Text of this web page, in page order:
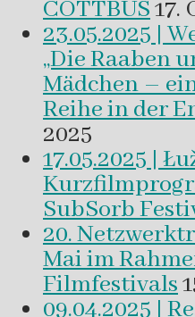
COTTBUS17.
23.05.2025 |
„Die Raaben
Mädchen –
Reihe in der
2025
17.05.2025 |
SubSorb
20.
Mai im
Filmfestivals
09.04.2025 |